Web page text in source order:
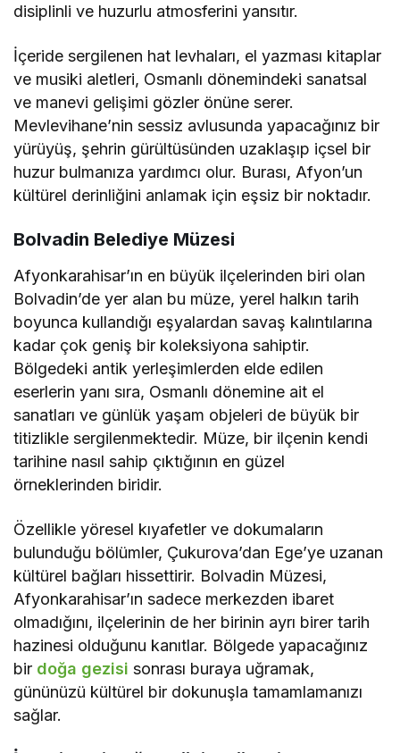
disiplinli ve huzurlu atmosferini yansıtır.
İçeride sergilenen hat levhaları, el yazması kitaplar
ve musiki aletleri, Osmanlı dönemindeki sanatsal
ve manevi gelişimi gözler önüne serer.
Mevlevihane’nin sessiz avlusunda yapacağınız bir
yürüyüş, şehrin gürültüsünden uzaklaşıp içsel bir
huzur bulmanıza yardımcı olur. Burası, Afyon’un
kültürel derinliğini anlamak için eşsiz bir noktadır.
Bolvadin Belediye Müzesi
Afyonkarahisar’ın en büyük ilçelerinden biri olan
Bolvadin’de yer alan bu müze, yerel halkın tarih
boyunca kullandığı eşyalardan savaş kalıntılarına
kadar çok geniş bir koleksiyona sahiptir.
Bölgedeki antik yerleşimlerden elde edilen
eserlerin yanı sıra, Osmanlı dönemine ait el
sanatları ve günlük yaşam objeleri de büyük bir
titizlikle sergilenmektedir. Müze, bir ilçenin kendi
tarihine nasıl sahip çıktığının en güzel
örneklerinden biridir.
Özellikle yöresel kıyafetler ve dokumaların
bulunduğu bölümler, Çukurova’dan Ege’ye uzanan
kültürel bağları hissettirir. Bolvadin Müzesi,
Afyonkarahisar’ın sadece merkezden ibaret
olmadığını, ilçelerinin de her birinin ayrı birer tarih
hazinesi olduğunu kanıtlar. Bölgede yapacağınız
bir doğa gezisi sonrası buraya uğramak,
gününüzü kültürel bir dokunuşla tamamlamanızı
sağlar.